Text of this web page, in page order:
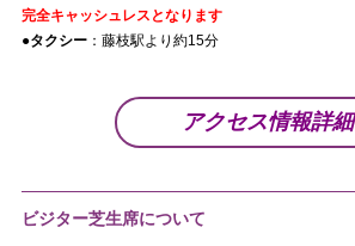
完全キャッシュレスとなります
●タクシー ：藤枝駅より約15分
アクセス情報詳細
ビジター芝生席について